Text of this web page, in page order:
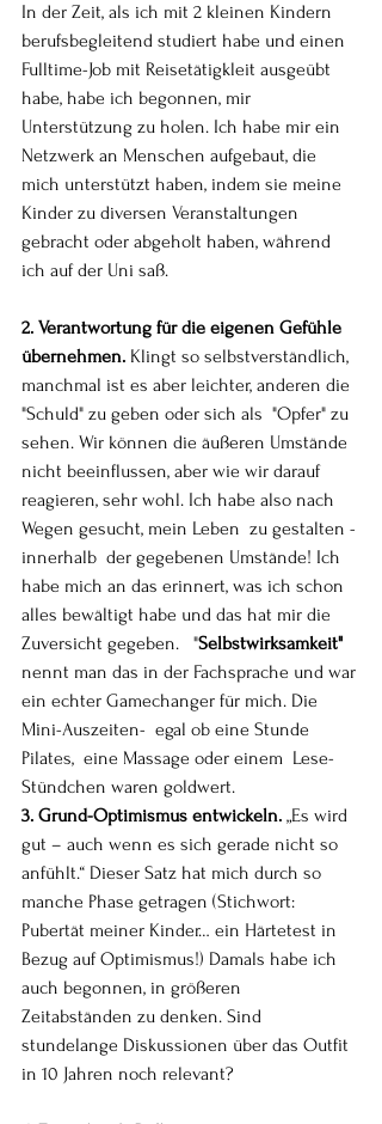
In der Zeit, als ich mit 2 kleinen Kindern
berufsbegleitend studiert habe und einen
Fulltime-Job mit Reisetätigkleit ausgeübt
habe, habe ich begonnen, mir
Unterstützung zu holen. Ich habe mir ein
Netzwerk an Menschen aufgebaut, die
mich unterstützt haben, indem sie meine
Kinder zu diversen Veranstaltungen
gebracht oder abgeholt haben, während
ich auf der Uni saß.
2. Verantwortung für die eigenen Gefühle
übernehmen. Klingt so selbstverständlich,
manchmal ist es aber leichter, anderen die
"Schuld" zu geben oder sich als  "Opfer" zu
sehen. Wir können die äußeren Umstände
nicht beeinflussen, aber wie wir darauf
reagieren, sehr wohl. Ich habe also nach
Wegen gesucht, mein Leben  zu gestalten -
innerhalb  der gegebenen Umstände! Ich
habe mich an das erinnert, was ich schon
alles bewältigt habe und das hat mir die
Zuversicht gegeben.   "Selbstwirksamkeit"
nennt man das in der Fachsprache und war
ein echter Gamechanger für mich. Die
Mini-Auszeiten-  egal ob eine Stunde
Pilates,  eine Massage oder einem  Lese-
Stündchen waren goldwert.
3. Grund-Optimismus entwickeln. „Es wird
gut – auch wenn es sich gerade nicht so
anfühlt.“ Dieser Satz hat mich durch so
manche Phase getragen (Stichwort:
Pubertät meiner Kinder… ein Härtetest in
Bezug auf Optimismus!) Damals habe ich
auch begonnen, in größeren
Zeitabständen zu denken. Sind
stundelange Diskussionen über das Outfit
in 10 Jahren noch relevant?